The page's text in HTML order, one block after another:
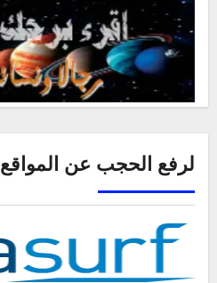
لرفع الحجب عن المواقع